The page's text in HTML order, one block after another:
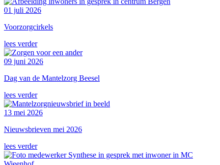
01 juli 2026
Voorzorgcirkels
lees verder
09 juni 2026
Dag van de Mantelzorg Beesel
lees verder
13 mei 2026
Nieuwsbrieven mei 2026
lees verder